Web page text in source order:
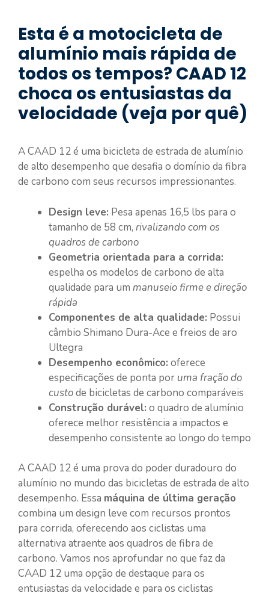
Esta é a motocicleta de
alumínio mais rápida de
todos os tempos? CAAD 12
choca os entusiastas da
velocidade (veja por quê)
A CAAD 12 é uma bicicleta de estrada de alumínio
de alto desempenho que desafia o domínio da fibra
de carbono com seus recursos impressionantes.
Design leve: Pesa apenas 16,5 lbs para o
tamanho de 58 cm, rivalizando com os
quadros de carbono
Geometria orientada para a corrida:
espelha os modelos de carbono de alta
qualidade para um manuseio firme e direção
rápida
Componentes de alta qualidade: Possui
câmbio Shimano Dura-Ace e freios de aro
Ultegra
Desempenho econômico: oferece
especificações de ponta por uma fração do
custode bicicletas de carbono comparáveis
Construção durável: o quadro de alumínio
oferece melhor resistência a impactos e
desempenho consistente ao longo do tempo
A CAAD 12 é uma prova do poder duradouro do
alumínio no mundo das bicicletas de estrada de alto
desempenho. Essa máquina de última geração
combina um design leve com recursos prontos
para corrida, oferecendo aos ciclistas uma
alternativa atraente aos quadros de fibra de
carbono. Vamos nos aprofundar no que faz da
CAAD 12 uma opção de destaque para os
entusiastas da velocidade e para os ciclistas